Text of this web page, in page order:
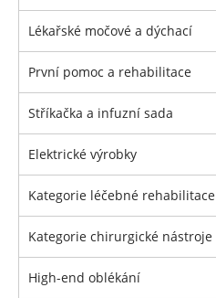
Lékařské močové a dýchací
První pomoc a rehabilitace
Stříkačka a infuzní sada
Elektrické výrobky
Kategorie léčebné rehabilitace
Kategorie chirurgické nástroje
High-end oblékání